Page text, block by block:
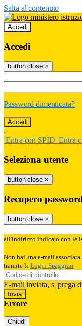
Salta al contenuto
Accedi
Accedi
button close ×
Password dimenticata?
-
Entra con SPID Entra
Seleziona utente
button close ×
Recupero password
button close ×
all'indirizzo indicato con le
Non hai una e-mail
tramite la Login Spaggiari
E-mail inviata, si prega
Errore
Chiudi